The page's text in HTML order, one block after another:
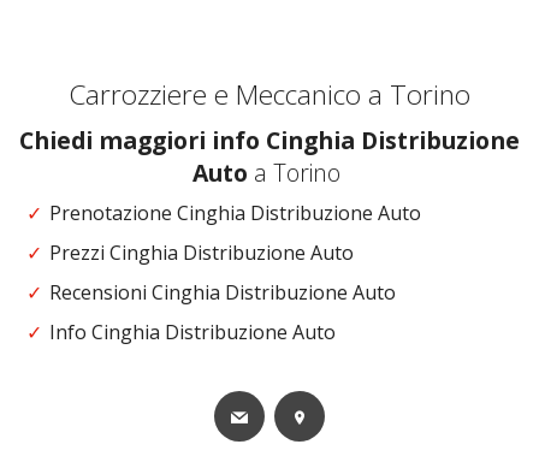
Carrozziere e Meccanico a Torino
Chiedi maggiori info Cinghia Distribuzione
Auto a Torino
Prenotazione Cinghia Distribuzione Auto
Prezzi Cinghia Distribuzione Auto
Recensioni Cinghia Distribuzione Auto
Info Cinghia Distribuzione Auto